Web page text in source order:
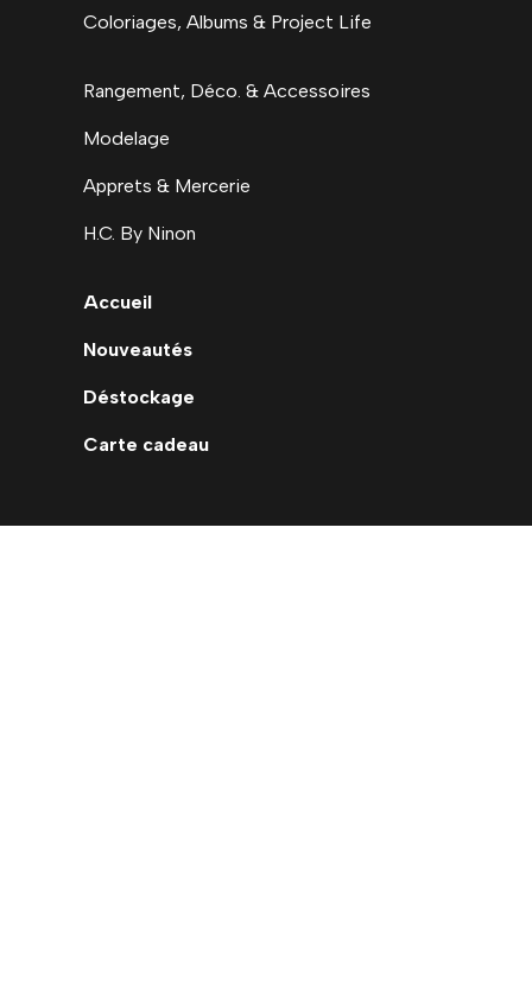
Coloriages, Albums & Project Life
Rangement, Déco. & Accessoires
Modelage
Apprets & Mercerie
H.C. By Ninon
Accueil
Nouveautés
Déstockage
Carte cadeau